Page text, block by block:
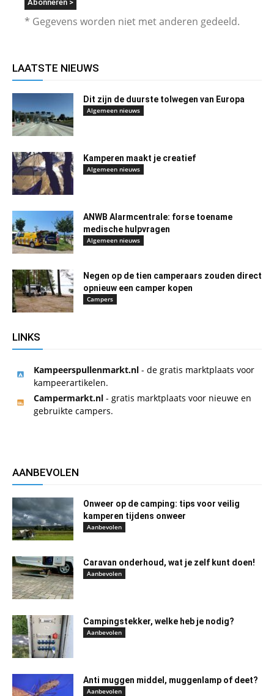
* Gegevens worden niet met anderen gedeeld.
LAATSTE NIEUWS
Dit zijn de duurste tolwegen van Europa
Algemeen nieuws
Kamperen maakt je creatief
Algemeen nieuws
ANWB Alarmcentrale: forse toename
medische hulpvragen
Algemeen nieuws
Negen op de tien camperaars zouden direct
opnieuw een camper kopen
Campers
LINKS
Kampeerspullenmarkt.nl - de gratis marktplaats voor
kampeerartikelen.
Campermarkt.nl - gratis marktplaats voor nieuwe en
gebruikte campers.
AANBEVOLEN
Onweer op de camping: tips voor veilig
kamperen tijdens onweer
Aanbevolen
Caravan onderhoud, wat je zelf kunt doen!
Aanbevolen
Campingstekker, welke heb je nodig?
Aanbevolen
Anti muggen middel, muggenlamp of deet?
Aanbevolen